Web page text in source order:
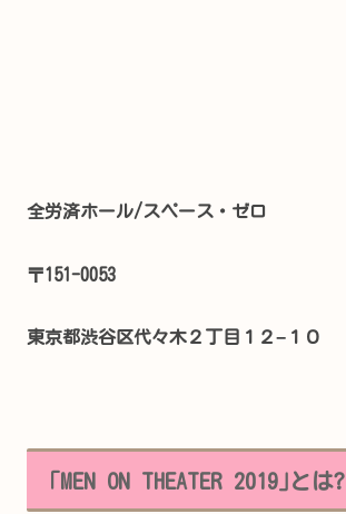
全労済ホール/スペース・ゼロ
〒151-0053
東京都渋谷区代々木２丁目１２−１０
｢MEN ON THEATER 2019｣とは?